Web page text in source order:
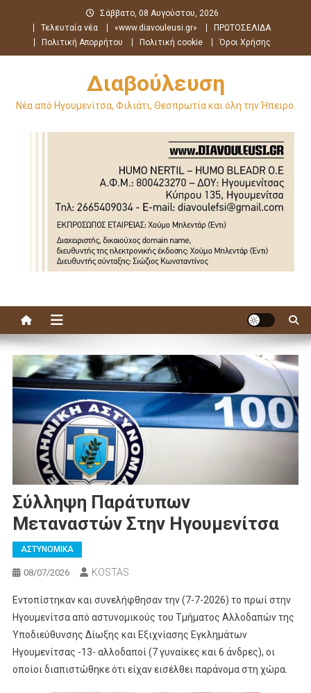
περιεχόμενο
Σάββατο, 08 Αυγούστου, 2026
Τελευταία νέα
«www.diavouleusi.gr»
ΠΡΩΤΟΣΕΛΙΔΑ
Πολιτική Απορρήτου
Πολιτική cookie Όροι Χρήσης
Διαβούλευση
Νέα από Ηγουμενίτσα, Φιλιάτι, Θεσπρωτία και όλη την Ήπειρο.
Σύλληψη Παράτυπων
Μεταναστών Στην Ηγουμενίτσα
ΑΣΤΥΝΟΜΙΚΑ
08/07/2026 KOSTAS
Εντοπίστηκαν και συνελήφθησαν την (7-7-2026) το πρωί στην
Ηγουμενίτσα από αστυνομικούς του Τμήματος Αλλοδαπών της
Υποδιεύθυνσης Δίωξης και Εξιχνίασης Εγκλημάτων
Ηγουμενίτσας -13- αλλοδαποί (7 γυναίκες και 6 άνδρες), οι
οποίοι διαπιστώθηκε ότι είχαν εισέλθει παράνομα στη χώρα.